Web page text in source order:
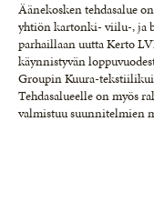
Äänekosken tehdasalue
yhtiön kartonki- viilu-, ja
parhaillaan uutta Kerto
käynnistyvän
Groupin Kuura-
Tehdasalueelle on myös
valmistuu suunnitelmien